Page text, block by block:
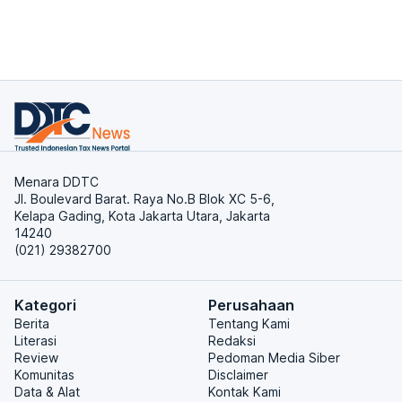
Menara DDTC
Jl. Boulevard Barat. Raya No.B Blok XC 5-6,
Kelapa Gading, Kota Jakarta Utara, Jakarta
14240
(021) 29382700
Kategori
Berita
Literasi
Review
Komunitas
Data & Alat
Perusahaan
Tentang Kami
Redaksi
Pedoman Media Siber
Disclaimer
Kontak Kami